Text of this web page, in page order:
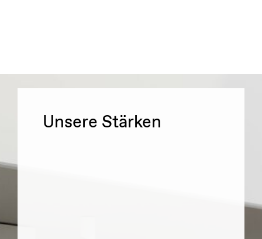
Unsere Stärken